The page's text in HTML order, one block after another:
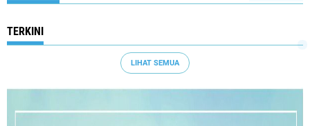
TERKINI
LIHAT SEMUA